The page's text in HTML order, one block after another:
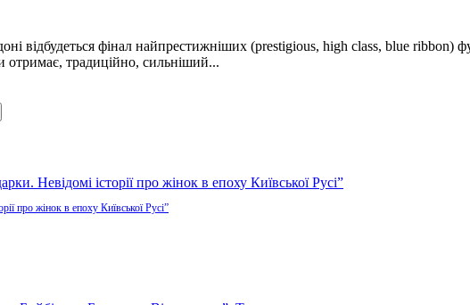
відбудеться фінал найпрестижніших (prestigious, high class, blue
отримає, традиційно, сильніший...
про жінок в епоху Київської Русі”